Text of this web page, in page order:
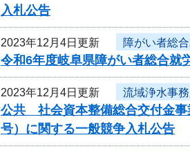
入札公告
2023年12月4日更新 障がい者総
令和6年度岐阜県障がい者総合就
2023年12月4日更新 流域浄水事
公共 社会資本整備総合交付金事
号）に関する一般競争入札公告